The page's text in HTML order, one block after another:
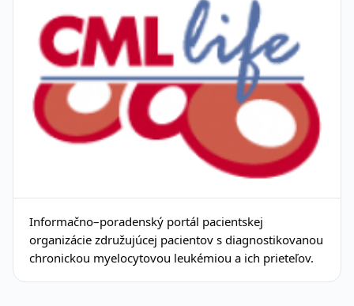
Informačno–poradenský portál pacientskej
organizácie združujúcej pacientov s diagnostikovanou
chronickou myelocytovou leukémiou a ich prieteľov.